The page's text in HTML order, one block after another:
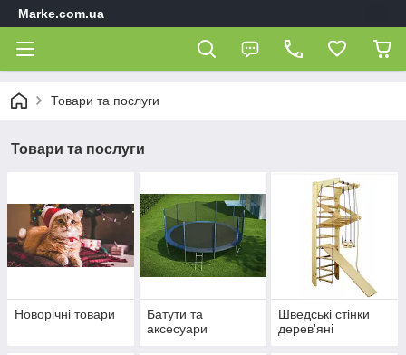
Marke.com.ua
Товари та послуги
Товари та послуги
Новорічні товари
Батути та
аксесуари
Шведські стінки
дерев'яні